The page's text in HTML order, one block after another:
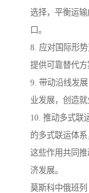
选择，平衡运
口。
8. 应对国际形
提供可靠替代方
9. 带动沿线发
业发展，创造就
10. 推动多式联
的多式联运体系
这些作用共同
济发展。
莫斯科中俄班